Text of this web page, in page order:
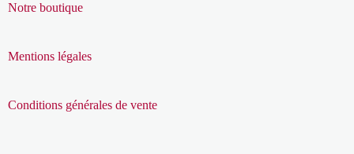
Notre boutique
Mentions légales
Conditions générales de vente